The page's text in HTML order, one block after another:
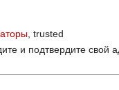
, trusted
и подтвердите свой